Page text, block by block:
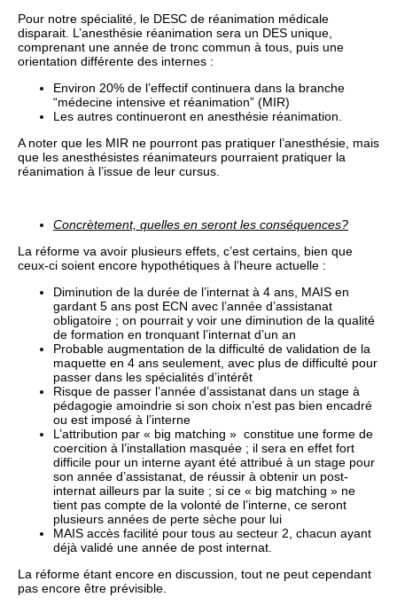
Pour notre spécialité, le DESC de réanimation médicale
disparait. L’anesthésie réanimation sera un DES unique,
comprenant une année de tronc commun à tous, puis une
orientation différente des internes :
Environ 20% de l’effectif continuera dans la branche
“médecine intensive et réanimation” (MIR)
Les autres continueront en anesthésie réanimation.
A noter que les MIR ne pourront pas pratiquer l’anesthésie, mais
que les anesthésistes réanimateurs pourraient pratiquer la
réanimation à l’issue de leur cursus.
Concrètement, quelles en seront les conséquences?
La réforme va avoir plusieurs effets, c’est certains, bien que
ceux-ci soient encore hypothétiques à l’heure actuelle :
Diminution de la durée de l’internat à 4 ans, MAIS en
gardant 5 ans post ECN avec l’année d’assistanat
obligatoire ; on pourrait y voir une diminution de la qualité
de formation en tronquant l’internat d’un an
Probable augmentation de la difficulté de validation de la
maquette en 4 ans seulement, avec plus de difficulté pour
passer dans les spécialités d’intérêt
Risque de passer l’année d’assistanat dans un stage à
pédagogie amoindrie si son choix n’est pas bien encadré
ou est imposé à l’interne
L’attribution par « big matching » constitue une forme de
coercition à l’installation masquée ; il sera en effet fort
difficile pour un interne ayant été attribué à un stage pour
son année d’assistanat, de réussir à obtenir un post-
internat ailleurs par la suite ; si ce « big matching » ne
tient pas compte de la volonté de l’interne, ce seront
plusieurs années de perte sèche pour lui
MAIS accès facilité pour tous au secteur 2, chacun ayant
déjà validé une année de post internat.
La réforme étant encore en discussion, tout ne peut cependant
pas encore être prévisible.